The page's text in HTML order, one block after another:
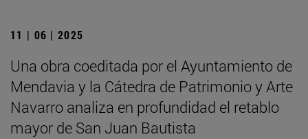
11 | 06 | 2025
Una obra coeditada por el Ayuntamiento de
Mendavia y la Cátedra de Patrimonio y Arte
Navarro analiza en profundidad el retablo
mayor de San Juan Bautista